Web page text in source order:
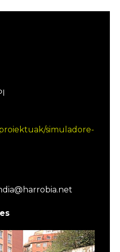
simuladore-